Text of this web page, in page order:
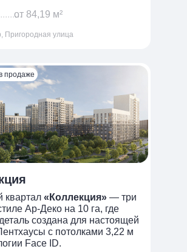
от 84,19 м²
Пригородная улица
продаже
квартал «Коллекция» — три
Ар-Деко на 10 га, где
создана для настоящей
с потолками 3,22 м
Face ID.
2»